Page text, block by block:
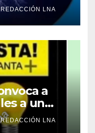
LNA
a
a un
este
LNA